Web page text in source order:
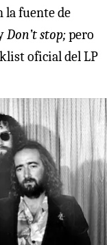
la fuente de
Don’t stop;pero
oficial del LP